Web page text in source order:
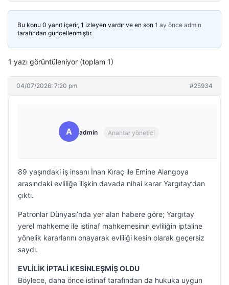
Bu konu 0 yanıt içerir, 1 izleyen vardır ve en son 1 ay önce admin
tarafından güncellenmiştir.
1 yazı görüntüleniyor (toplam 1)
04/07/2026: 7:20 pm #25934
A admin Anahtar yönetici
89 yaşındaki iş insanı İnan Kıraç ile Emine Alangoya
arasındaki evliliğe ilişkin davada nihai karar Yargıtay’dan
çıktı.
Patronlar Dünyası’nda yer alan habere göre; Yargıtay
yerel mahkeme ile istinaf mahkemesinin evliliğin iptaline
yönelik kararlarını onayarak evliliği kesin olarak geçersiz
saydı.
EVLİLİK İPTALİ KESİNLEŞMİŞ OLDU
Böylece, daha önce istinaf tarafından da hukuka uygun